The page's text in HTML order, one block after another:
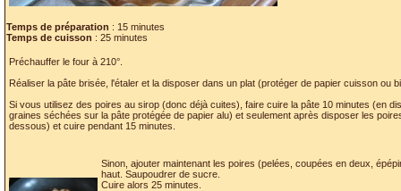
Temps de préparation : 15 minutes
Temps de cuisson : 25 minutes
Préchauffer le four à 210°.
Réaliser la pâte brisée, l'étaler et la disposer dans un plat (protéger de papier cuisson ou
Si vous utilisez des poires au sirop (donc déjà cuites), faire cuire la pâte 10 minutes (en
graines séchées sur la pâte protégée de papier alu) et seulement après disposer les
dessous) et cuire pendant 15 minutes.
Sinon, ajouter maintenant les poires (pelées, coupées en deux,
haut. Saupoudrer de sucre.
Cuire alors 25 minutes.